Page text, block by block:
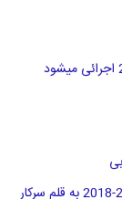
گزارش تحلیلی آخرین راند دعوتنامه سال مالی 2019-2018 به قلم سرکار